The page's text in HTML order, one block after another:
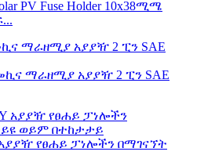
PV Fuse Holder 10x38ሚሜ
ማራዘሚያ አያያዥ 2 ፒን SAE
አያያዥ የፀሐይ ፓነሎችን በማገናኘት